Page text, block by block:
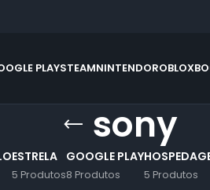
PLAYSTEAMNINTENDOROBLOX
sony
ESTRELA
5 Produtos
GOOGLE PLAY
8 Produtos 5 Produtos